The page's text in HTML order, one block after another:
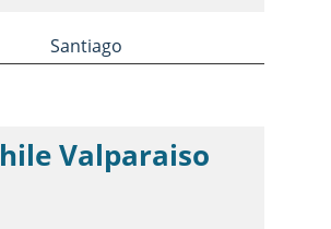
Santiago
Chile Valparaiso